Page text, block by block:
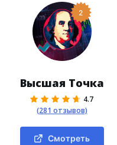
2
Высшая Точка
4.7
(281 отзывов)
Смотреть